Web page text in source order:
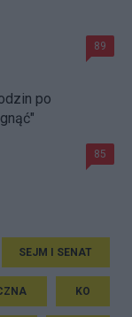
89
po
85
SEJM I SENAT
KO